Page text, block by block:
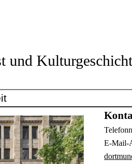
und
E-Mail-